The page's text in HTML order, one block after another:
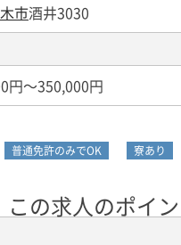
市酒井3030
円～350,000円
普通免許のみでOK 寮あり
この求人のポイ